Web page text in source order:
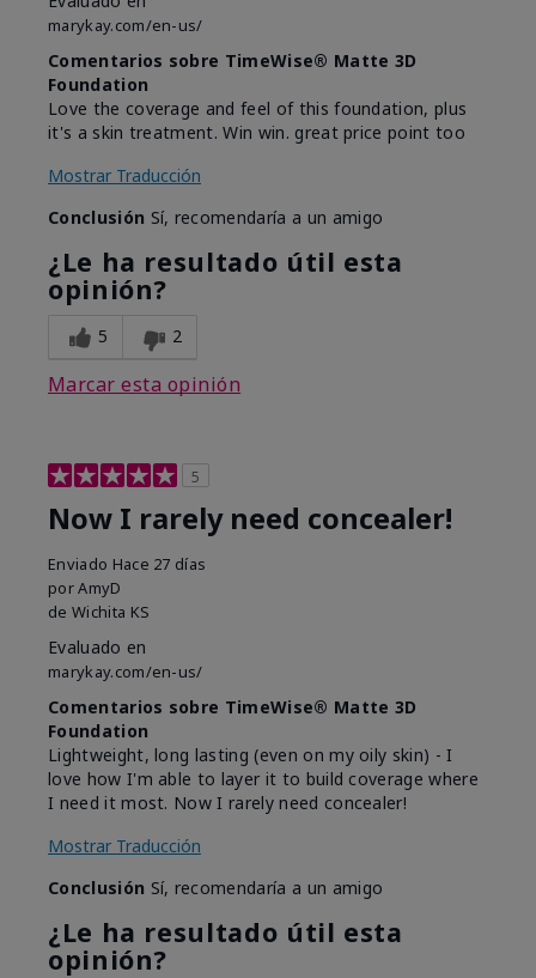
marykay.com/en-us/
Comentarios sobre TimeWise® Matte 3D
Foundation
Love the coverage and feel of this foundation, plus
it's a skin treatment. Win win. great price point too
Mostrar Traducción
Conclusión Sí, recomendaría a un amigo
¿Le ha resultado útil esta
opinión?
5 2
Marcar esta opinión
5
Now I rarely need concealer!
Enviado Hace 27 días
porAmyD
de Wichita KS
Evaluado en
marykay.com/en-us/
Comentarios sobre TimeWise® Matte 3D
Foundation
Lightweight, long lasting (even on my oily skin) - I
love how I'm able to layer it to build coverage where
I need it most. Now I rarely need concealer!
Mostrar Traducción
Conclusión Sí, recomendaría a un amigo
¿Le ha resultado útil esta
opinión?